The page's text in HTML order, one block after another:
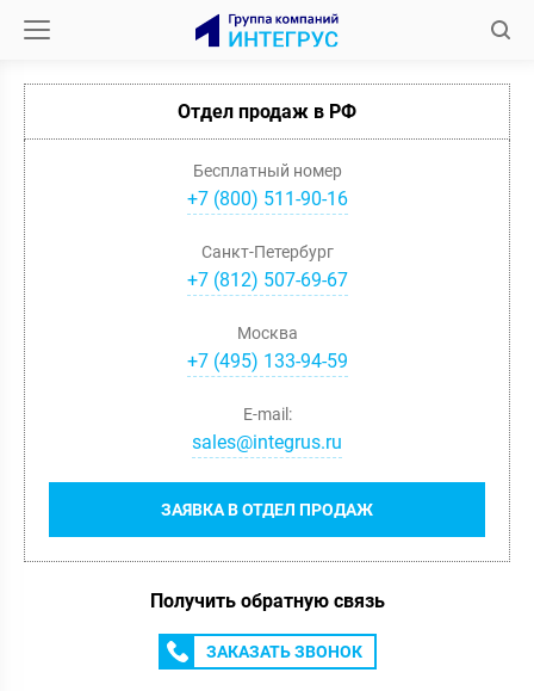
Отдел продаж в РФ
Бесплатный номер
+7 (800) 511-90-16
Санкт-Петербург
+7(812) 507-69-67
Москва
+7(495) 133-94-59
ЗАЯВКА В ОТДЕЛ ПРОДАЖ
E-mail:
sales@integrus.ru
Получить обратную связь
ЗАКАЗАТЬ ЗВОНОК